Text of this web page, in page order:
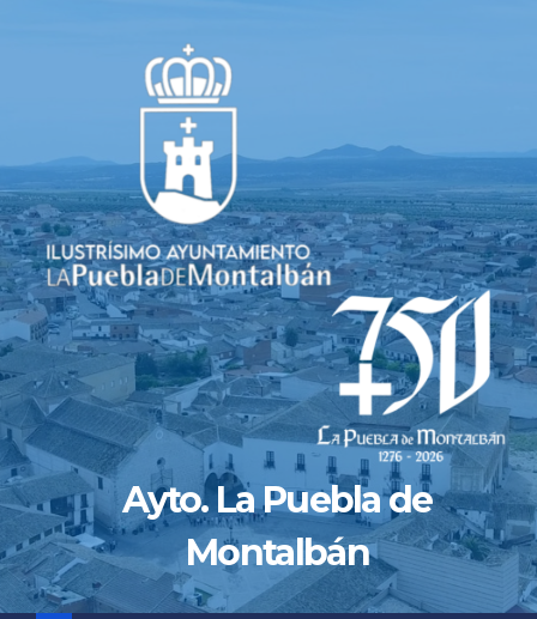
Ayto. La Puebla de
Montalbán